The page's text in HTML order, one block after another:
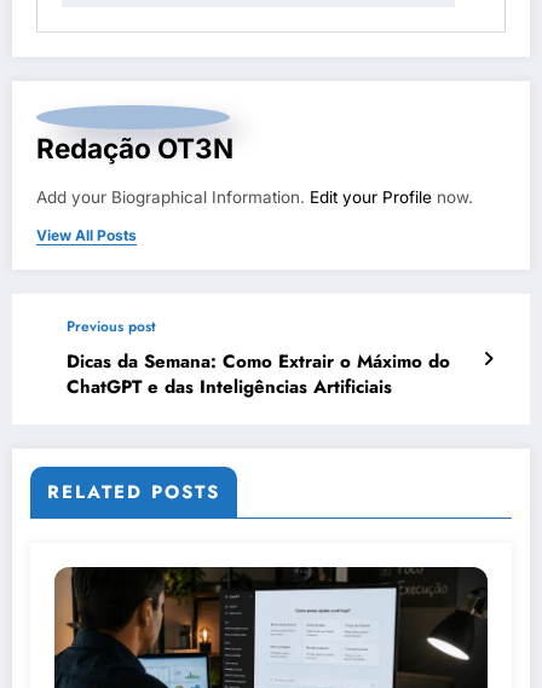
Redação OT3N
Add your Biographical Information. Edit your Profile now.
View All Posts
Previous post
Dicas da Semana: Como Extrair o Máximo do
ChatGPT e das Inteligências Artificiais
RELATED POSTS